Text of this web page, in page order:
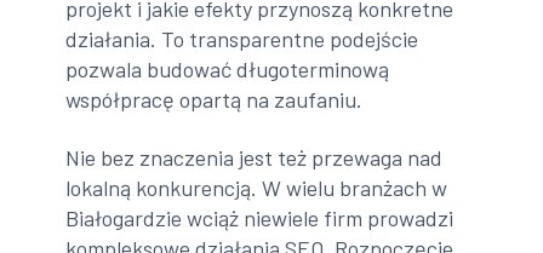
projekt i jakie efekty przynoszą konkretne
działania. To transparentne podejście
pozwala budować długoterminową
współpracę opartą na zaufaniu.
Nie bez znaczenia jest też przewaga nad
lokalną konkurencją. W wielu branżach w
Białogardzie wciąż niewiele firm prowadzi